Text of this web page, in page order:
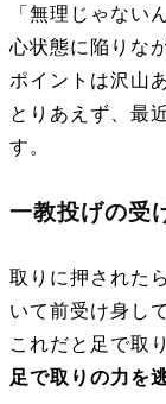
「無理じゃない
心状態に陥りな
ポイントは沢山
とりあえず、最
す。
一教投げの受
取りに押された
いて前受け身し
これだと足で取
足で取りの力を